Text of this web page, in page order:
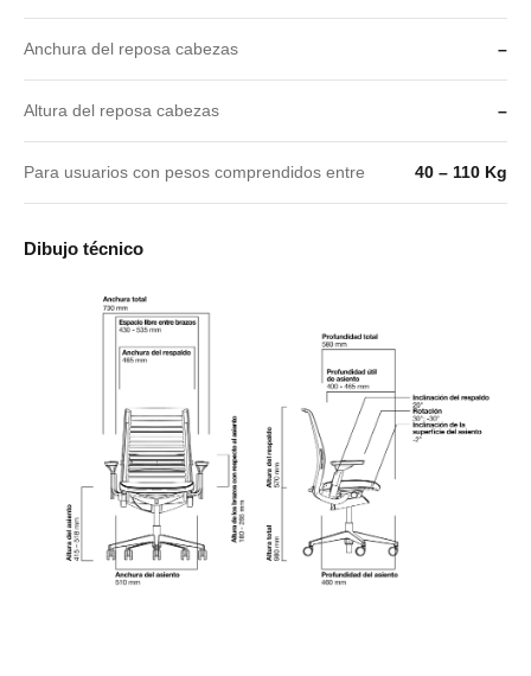
Anchura del reposa cabezas –
Altura del reposa cabezas –
Para usuarios con pesos comprendidos entre 40 – 110 Kg
Dibujo técnico